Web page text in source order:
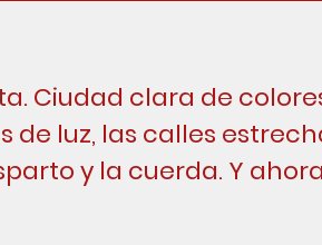
Ciudad clara de
de luz, las calles
y la cuerda. Y